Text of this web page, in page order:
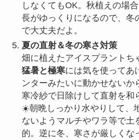
しなくてもOK。秋植えの場
長がゆっくりになるので、冬
で大丈夫だよ。
夏の直射＆冬の寒さ対策
畑に植えたアイスプラントち
猛暑と極寒には気を使ってあ
ンターみたいに動かせないか
寒冷紗で日除けして直射を和
☀️朝晩しっかり水やりして、
ないようマルチやワラ等で土
的。逆に冬、寒さが厳しくな